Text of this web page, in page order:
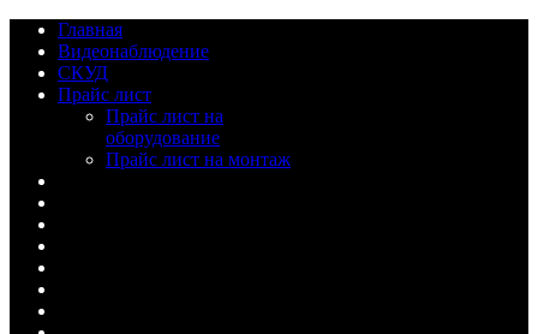
Главная
Видеонаблюдение
СКУД
Прайс лист
Прайс лист на
оборудование
Прайс лист на монтаж